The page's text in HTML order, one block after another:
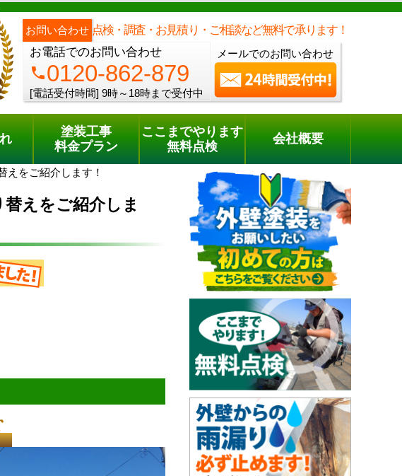
お問い合わせ 点検・調査・お見積り・ご相談など無料で承ります！
お電話でのお問い合わせ
phone0120-862-879
[電話受付時間] 9時～18時まで受付中
メールでのお問い合わせ
電話でのご相談 [9時～18時まで受付中]
phone0120-862-879
塗装工事
料金プラン
ここまでやります
無料点検
会社概要
えをご紹介します！
えをご紹介しま